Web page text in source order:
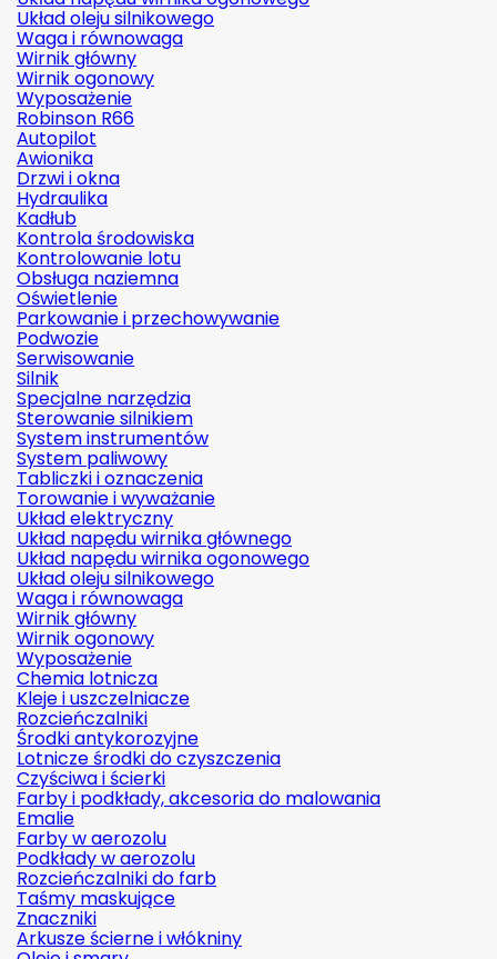
Układ oleju silnikowego
Waga i równowaga
Wirnik główny
Wirnik ogonowy
Wyposażenie
Robinson R66
Autopilot
Awionika
Drzwi i okna
Hydraulika
Kadłub
Kontrola środowiska
Kontrolowanie lotu
Obsługa naziemna
Oświetlenie
Parkowanie i przechowywanie
Podwozie
Serwisowanie
Silnik
Specjalne narzędzia
Sterowanie silnikiem
System instrumentów
System paliwowy
Tabliczki i oznaczenia
Torowanie i wyważanie
Układ elektryczny
Układ napędu wirnika głównego
Układ napędu wirnika ogonowego
Układ oleju silnikowego
Waga i równowaga
Wirnik główny
Wirnik ogonowy
Wyposażenie
Chemia lotnicza
Kleje i uszczelniacze
Rozcieńczalniki
Środki antykorozyjne
Lotnicze środki do czyszczenia
Czyściwa i ścierki
Farby i podkłady, akcesoria do malowania
Emalie
Farby w aerozolu
Podkłady w aerozolu
Rozcieńczalniki do farb
Taśmy maskujące
Znaczniki
Arkusze ścierne i włókniny